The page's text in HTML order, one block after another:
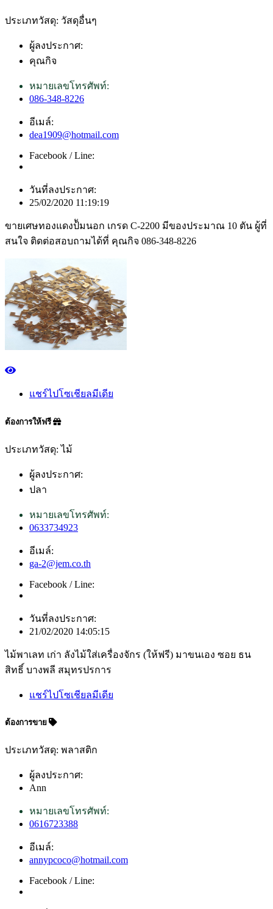
ประเภทวัสดุ: วัสดุอื่นๆ
ผู้ลงประกาศ:
คุณกิจ
หมายเลขโทรศัพท์:
086-348-8226
อีเมล์:
dea1909@hotmail.com
Facebook / Line:
วันที่ลงประกาศ:
25/02/2020 11:19:19
ขายเศษทองแดงป้ัมนอก เกรด C-2200 มีของประมาณ 10 ตัน ผู้ที่
สนใจ ติดต่อสอบถามได้ที่ คุณกิจ 086-348-8226
แชร์ไปโซเชียลมีเดีย
ต้องการให้ฟรี
ประเภทวัสดุ: ไม้
ผู้ลงประกาศ:
ปลา
หมายเลขโทรศัพท์:
0633734923
อีเมล์:
ga-2@jem.co.th
Facebook / Line:
วันที่ลงประกาศ:
21/02/2020 14:05:15
ไม้พาเลท เก่า ลังไม้ใส่เครื่องจักร (ให้ฟรี) มาขนเอง ซอย ธน
สิทธิ์ บางพลี สมุทรปรการ
แชร์ไปโซเชียลมีเดีย
ต้องการขาย
ประเภทวัสดุ: พลาสติก
ผู้ลงประกาศ:
Ann
หมายเลขโทรศัพท์:
0616723388
อีเมล์:
annypcoco@hotmail.com
Facebook / Line: